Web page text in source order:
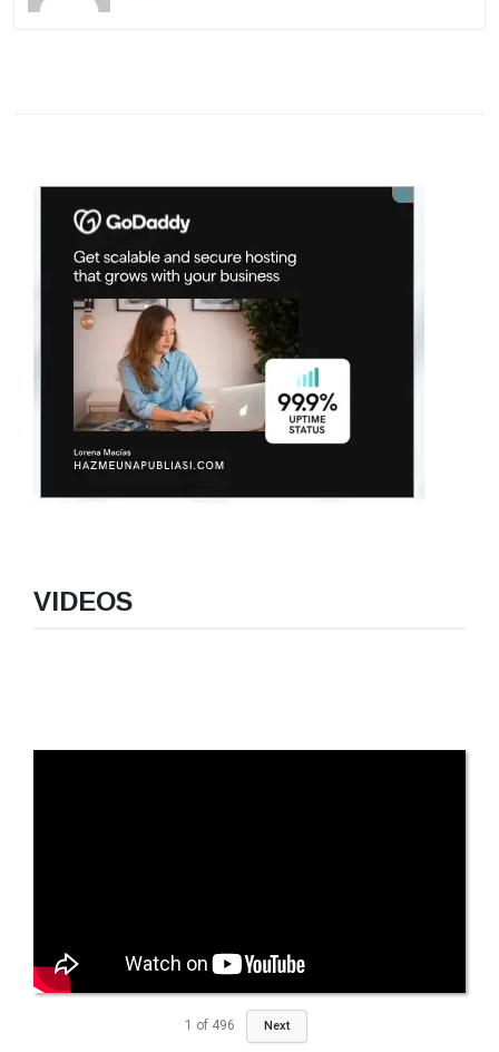
VIDEOS
1 of 496 Next